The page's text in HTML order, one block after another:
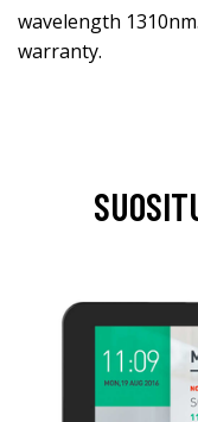
wavelength
warranty.